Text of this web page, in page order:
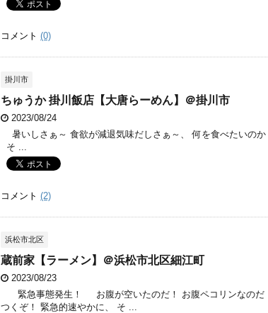
コメント (0)
掛川市
ちゅうか 掛川飯店【大唐らーめん】＠掛川市
2023/08/24
暑いしさぁ～ 食欲が減退気味だしさぁ～、 何を食べたい
そ ...
コメント (2)
浜松市北区
蔵前家【ラーメン】＠浜松市北区細江町
2023/08/23
緊急事態発生！ お腹が空いたのだ！ お腹ペコリンなのだ
つくぞ！ 緊急的速やかに、 そ ...